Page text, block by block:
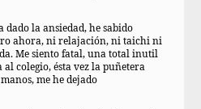
dado la ansiedad, he sabido
ahora, ni relajación, ni taichi ni
Me siento fatal, una total inutil
colegio, ésta vez la puñetera
me he dejado